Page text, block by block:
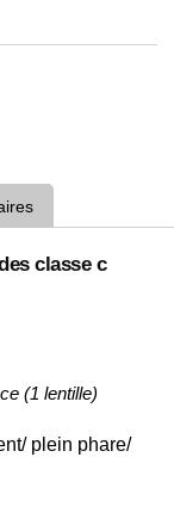
classe c
(1 lentille)
plein phare/